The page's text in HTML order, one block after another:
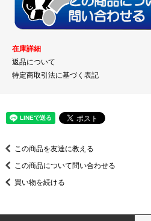
在庫詳細
返品について
特定商取引法に基づく表記
この商品を友達に教える
この商品について問い合わせる
買い物を続ける